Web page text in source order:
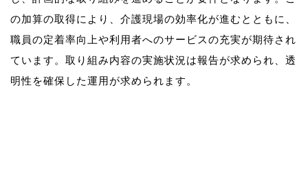
の加算の取得により、介護現場の効率化が進むとともに、
職員の定着率向上や利用者へのサービスの充実が期待され
ています。取り組み内容の実施状況は報告が求められ、透